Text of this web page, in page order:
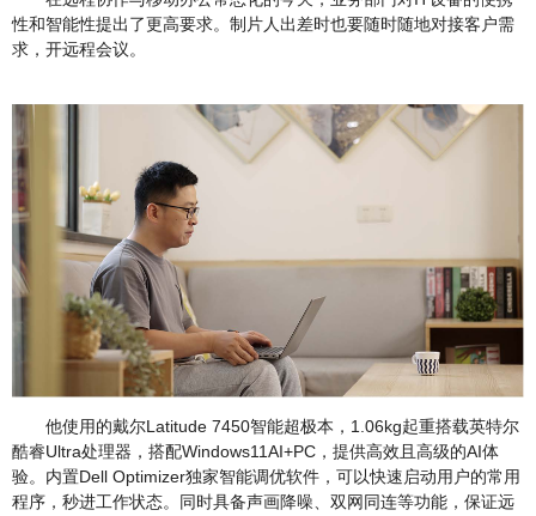
性和智能性提出了更高要求。制片人出差时也要随时随地对接客户需
求，开远程会议。
他使用的戴尔Latitude 7450智能超极本，1.06kg起重搭载英特尔
酷睿Ultra处理器，搭配Windows11AI+PC，提供高效且高级的AI体
验。内置Dell Optimizer独家智能调优软件，可以快速启动用户的常用
程序，秒进工作状态。同时具备声画降噪、双网同连等功能，保证远